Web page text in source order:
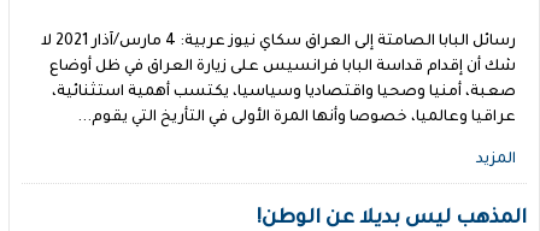
رسائل البابا الصامتة إلى العراق سكاي نيوز عربية: 4 مارس/آذار 2021 لا
شك أن إقدام قداسة البابا فرانسيس على زيارة العراق في ظل أوضاع
صعبة، أمنيا وصحيا واقتصاديا وسياسيا، يكتسب أهمية استثنائية،
عراقيا وعالميا، خصوصا وأنها المرة الأولى في التأريخ التي يقوم...
المزيد
المذهب ليس بديلا عن الوطن!